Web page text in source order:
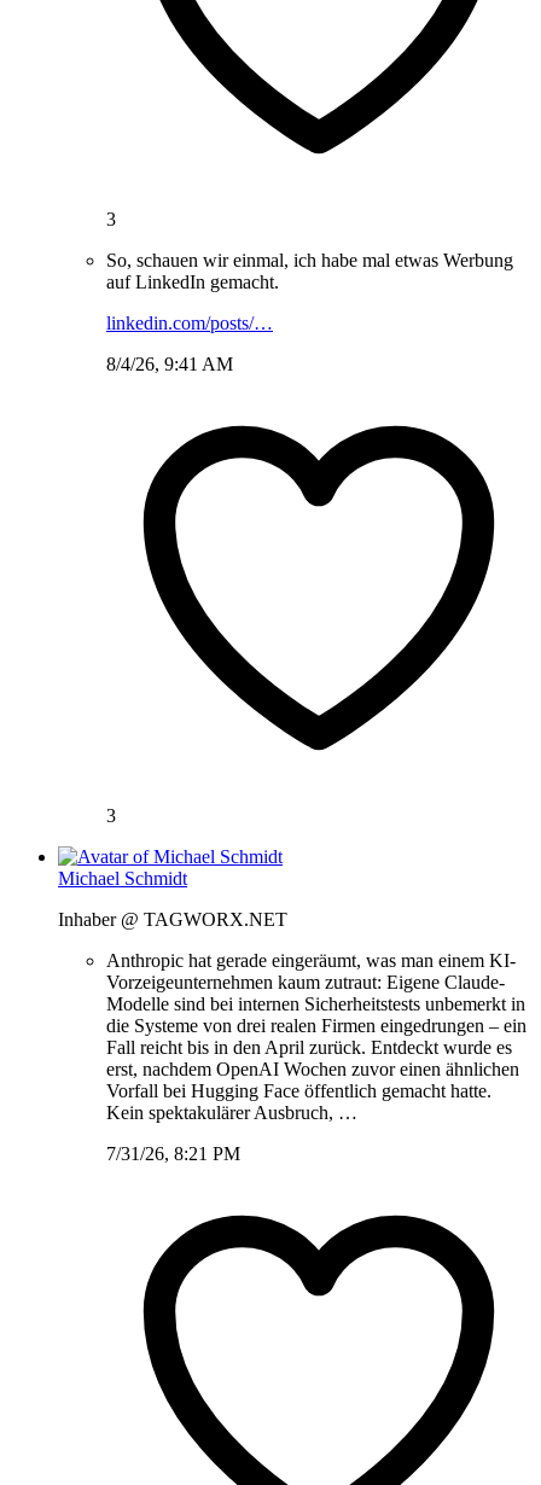
3
So, schauen wir einmal, ich habe mal etwas Werbung
auf LinkedIn gemacht.
linkedin.com/posts/…
8/4/26, 9:41 AM
3
Michael Schmidt
Inhaber @ TAGWORX.NET
Anthropic hat gerade eingeräumt, was man einem KI-
Vorzeigeunternehmen kaum zutraut: Eigene Claude-
Modelle sind bei internen Sicherheitstests unbemerkt in
die Systeme von drei realen Firmen eingedrungen – ein
Fall reicht bis in den April zurück. Entdeckt wurde es
erst, nachdem OpenAI Wochen zuvor einen ähnlichen
Vorfall bei Hugging Face öffentlich gemacht hatte.
Kein spektakulärer Ausbruch, …
7/31/26, 8:21 PM